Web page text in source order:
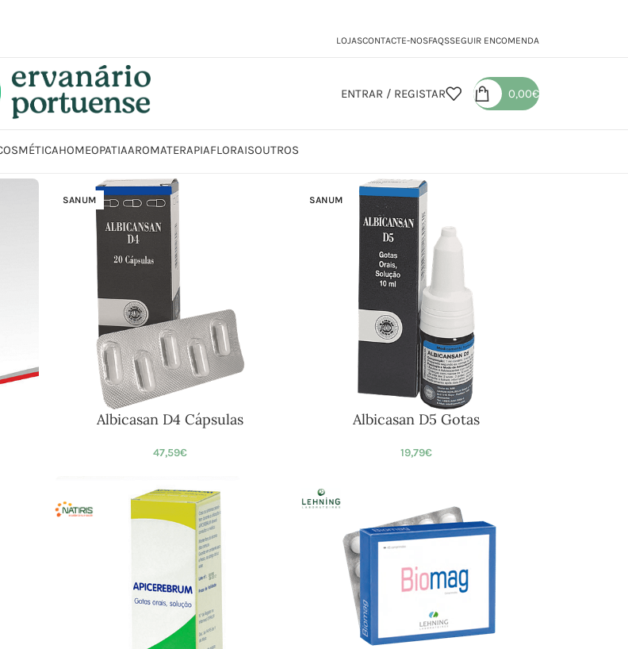
LOJASCONTACTE-NOSFAQSSEGUIR ENCOMENDA
ENTRAR / REGISTAR 0,00€
HOMEOPATIAAROMATERAPIAFLORAISOUTROS
SANUM
Albicasan D4 Cápsulas
47,59€
SANUM
Albicasan D5 Gotas
19,79€